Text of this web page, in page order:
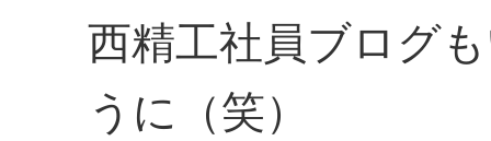
西精工社員ブログ
うに（笑）